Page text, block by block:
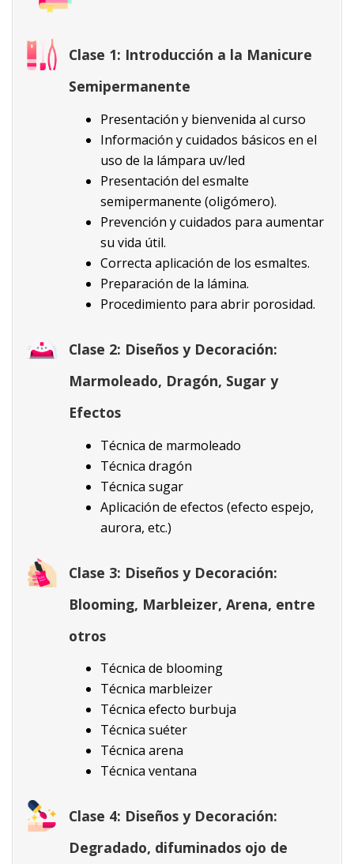
Clase 1: Introducción a la Manicure
Semipermanente
Presentación y bienvenida al curso
Información y cuidados básicos en el
uso de la lámpara uv/led
Presentación del esmalte
semipermanente (oligómero).
Prevención y cuidados para aumentar
su vida útil.
Correcta aplicación de los esmaltes.
Preparación de la lámina.
Procedimiento para abrir porosidad.
Clase 2: Diseños y Decoración:
Marmoleado, Dragón, Sugar y
Efectos
Técnica de marmoleado
Técnica dragón
Técnica sugar
Aplicación de efectos (efecto espejo,
aurora, etc.)
Clase 3: Diseños y Decoración:
Blooming, Marbleizer, Arena, entre
otros
Técnica de blooming
Técnica marbleizer
Técnica efecto burbuja
Técnica suéter
Técnica arena
Técnica ventana
Clase 4: Diseños y Decoración:
Degradado, difuminados ojo de